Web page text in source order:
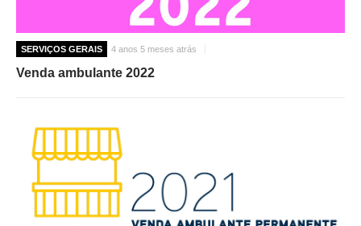
SERVIÇOS GERAIS 4 anos 5 meses atrás
Venda ambulante 2022